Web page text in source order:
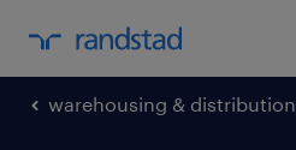
warehousing & distribution